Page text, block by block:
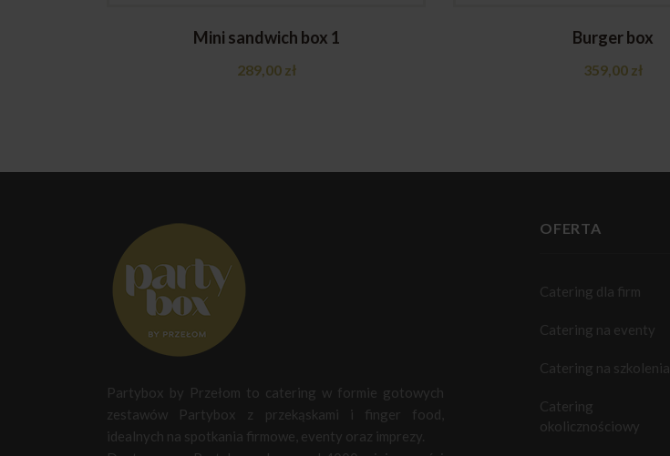
Mini sandwich box 1
289,00 zł
Burger box
359,00 zł
Partybox by Przełom to catering w formie gotowych
zestawów Partybox z przekąskami i finger food,
idealnych na spotkania firmowe, eventy oraz imprezy.
OFERTA
Catering dla firm
Catering na eventy
Catering na szkolenia
Catering
okolicznościowy